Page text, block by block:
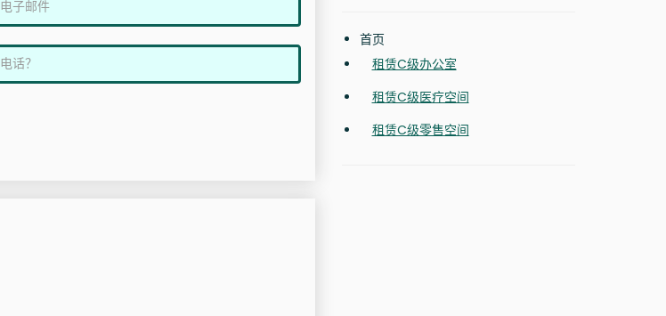
首页
租赁C级办公室
租赁C级医疗空间
租赁C级零售空间